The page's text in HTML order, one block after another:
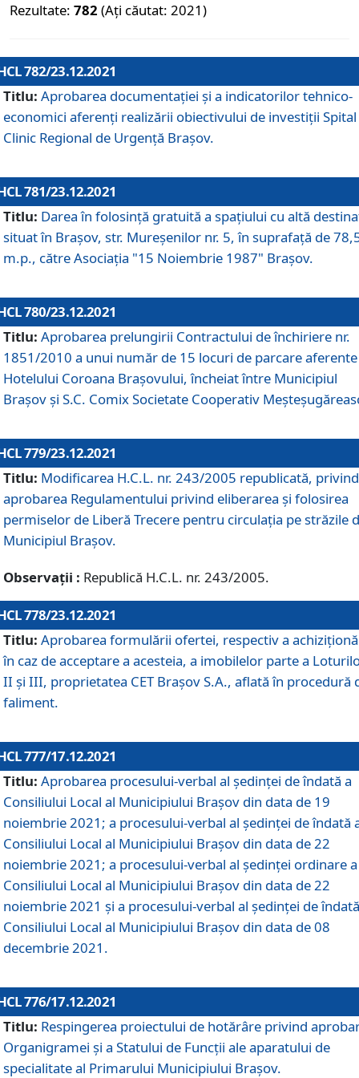
Rezultate: 782 (Ați căutat: 2021)
782/23.12.2021
Titlu: Aprobarea documentației și a indicatorilor tehnico-
economici aferenți realizării obiectivului de investiții Spital
Clinic Regional de Urgență Brașov.
781/23.12.2021
Titlu: Darea în folosinţă gratuită a spaţiului cu altă
situat în Braşov, str. Mureşenilor nr. 5, în suprafaţă de
m.p., către Asociaţia "15 Noiembrie 1987" Braşov.
780/23.12.2021
Titlu: Aprobarea prelungirii Contractului de închiriere nr.
1851/2010 a unui număr de 15 locuri de parcare aferente
Hotelului Coroana Brașovului, încheiat între Municipiul
Braşov şi S.C. Comix Societate Cooperativ
779/23.12.2021
Titlu: Modificarea H.C.L. nr. 243/2005 republicată, privind
aprobarea Regulamentului privind eliberarea şi folosirea
permiselor de Liberă Trecere pentru circulația pe străzile
Municipiul Braşov.
Observații : Republică H.C.L. nr. 243/2005.
778/23.12.2021
Titlu: Aprobarea formulării ofertei, respectiv a
în caz de acceptare a acesteia, a imobilelor parte a
II și III, proprietatea CET Brașov S.A., aflată în procedură
faliment.
777/17.12.2021
Titlu: Aprobarea procesului-verbal al şedinţei de îndată a
Consiliului Local al Municipiului Braşov din data de 19
noiembrie 2021; a procesului-verbal al şedinţei de îndată
Consiliului Local al Municipiului Braşov din data de 22
noiembrie 2021; a procesului-verbal al şedinţei ordinare a
Consiliului Local al Municipiului Braşov din data de 22
noiembrie 2021 și a procesului-verbal al şedinţei de
Consiliului Local al Municipiului Braşov din data de 08
decembrie 2021.
776/17.12.2021
Titlu: Respingerea proiectului de hotărâre privind
Organigramei şi a Statului de Funcţii ale aparatului de
specialitate al Primarului Municipiului Braşov.